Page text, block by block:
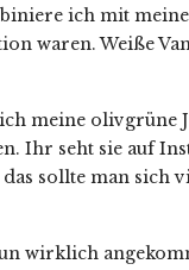
ich mit
waren. Weiße
meine olivgrüne
Ihr seht sie auf
sollte man sich
wirklich